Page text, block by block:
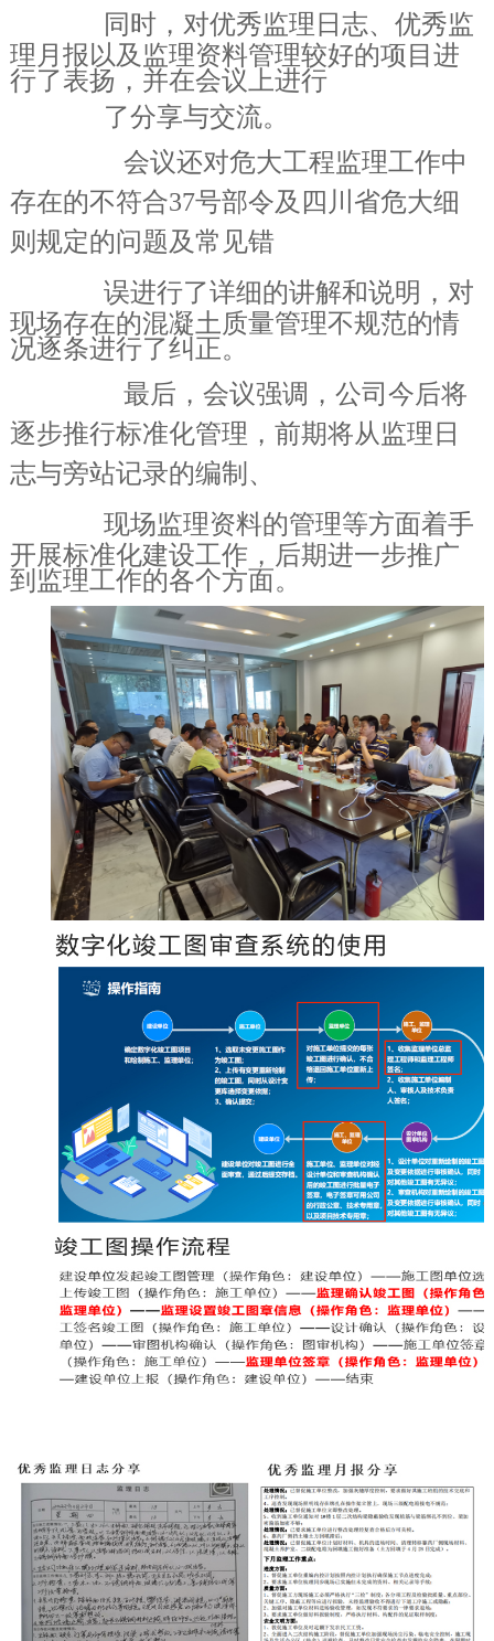
同时，对优秀监理日志、优秀监
理月报以及监理资料管理较好的项目进
行了表扬，并在会议上进行
了分享与交流。
会议还对危大工程监理工作中
存在的不符合37号部令及四川省危大细
则规定的问题及常见错
误进行了详细的讲解和说明，对
现场存在的混凝土质量管理不规范的情
况逐条进行了纠正。
最后，会议强调，公司今后将
逐步推行标准化管理，前期将从监理日
志与旁站记录的编制、
现场监理资料的管理等方面着手
开展标准化建设工作，后期进一步推广
到监理工作的各个方面。